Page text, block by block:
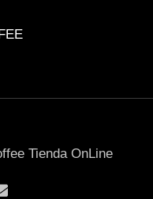
Tienda OnLine